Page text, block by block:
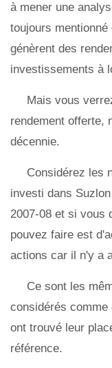
à mener une
toujours
génèrent des
investissements à
Mais vous
rendement offerte,
décennie.
Considérez les
investi dans
2007-08 et si vous
pouvez faire est
actions car il n'y a
Ce sont les
considérés
ont trouvé leur
référence.